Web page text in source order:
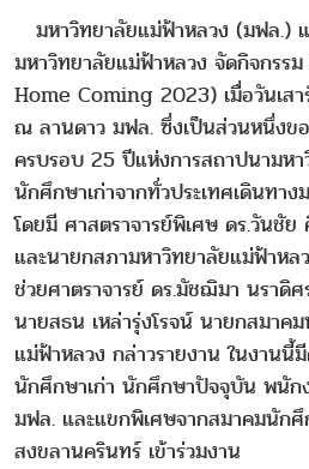
มหาวิทยาลัยแม่ฟ้าหลวง (มฟล.)
มหาวิทยาลัยแม่ฟ้าหลวง จัดกิจกรร
Home Coming 2023) เมื่อวันเส
ณ ลานดาว มฟล. ซึ่งเป็นส่วนหนึ่งขอ
ครบรอบ 25 ปีแห่งการสถาปนามห
นักศึกษาเก่าจากทั่วประเทศเดินทา
โดยมี ศาสตราจารย์พิเศษ ดร.วันชั
และนายกสภามหาวิทยาลัยแม่ฟ้าหล
ช่วยศาตราจารย์ ดร.มัชฌิมา นราดิ
นายสธน เหล่ารุ่งโรจน์ นายกสมาค
แม่ฟ้าหลวง กล่าวรายงาน ในงาน
นักศึกษาเก่า นักศึกษาปัจจุบัน พนัก
มฟล. และแขกพิเศษจากสมาคมนักศึ
สงขลานครินทร์ เข้าร่วมงาน